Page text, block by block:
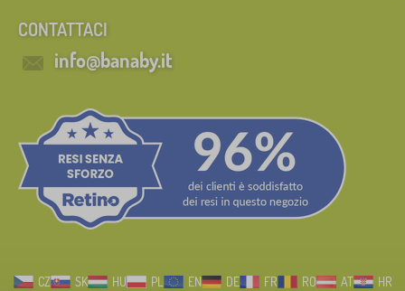
CONTATTACI
info@banaby.it
CZ SK HU PL EN DE FR RO AT
HR